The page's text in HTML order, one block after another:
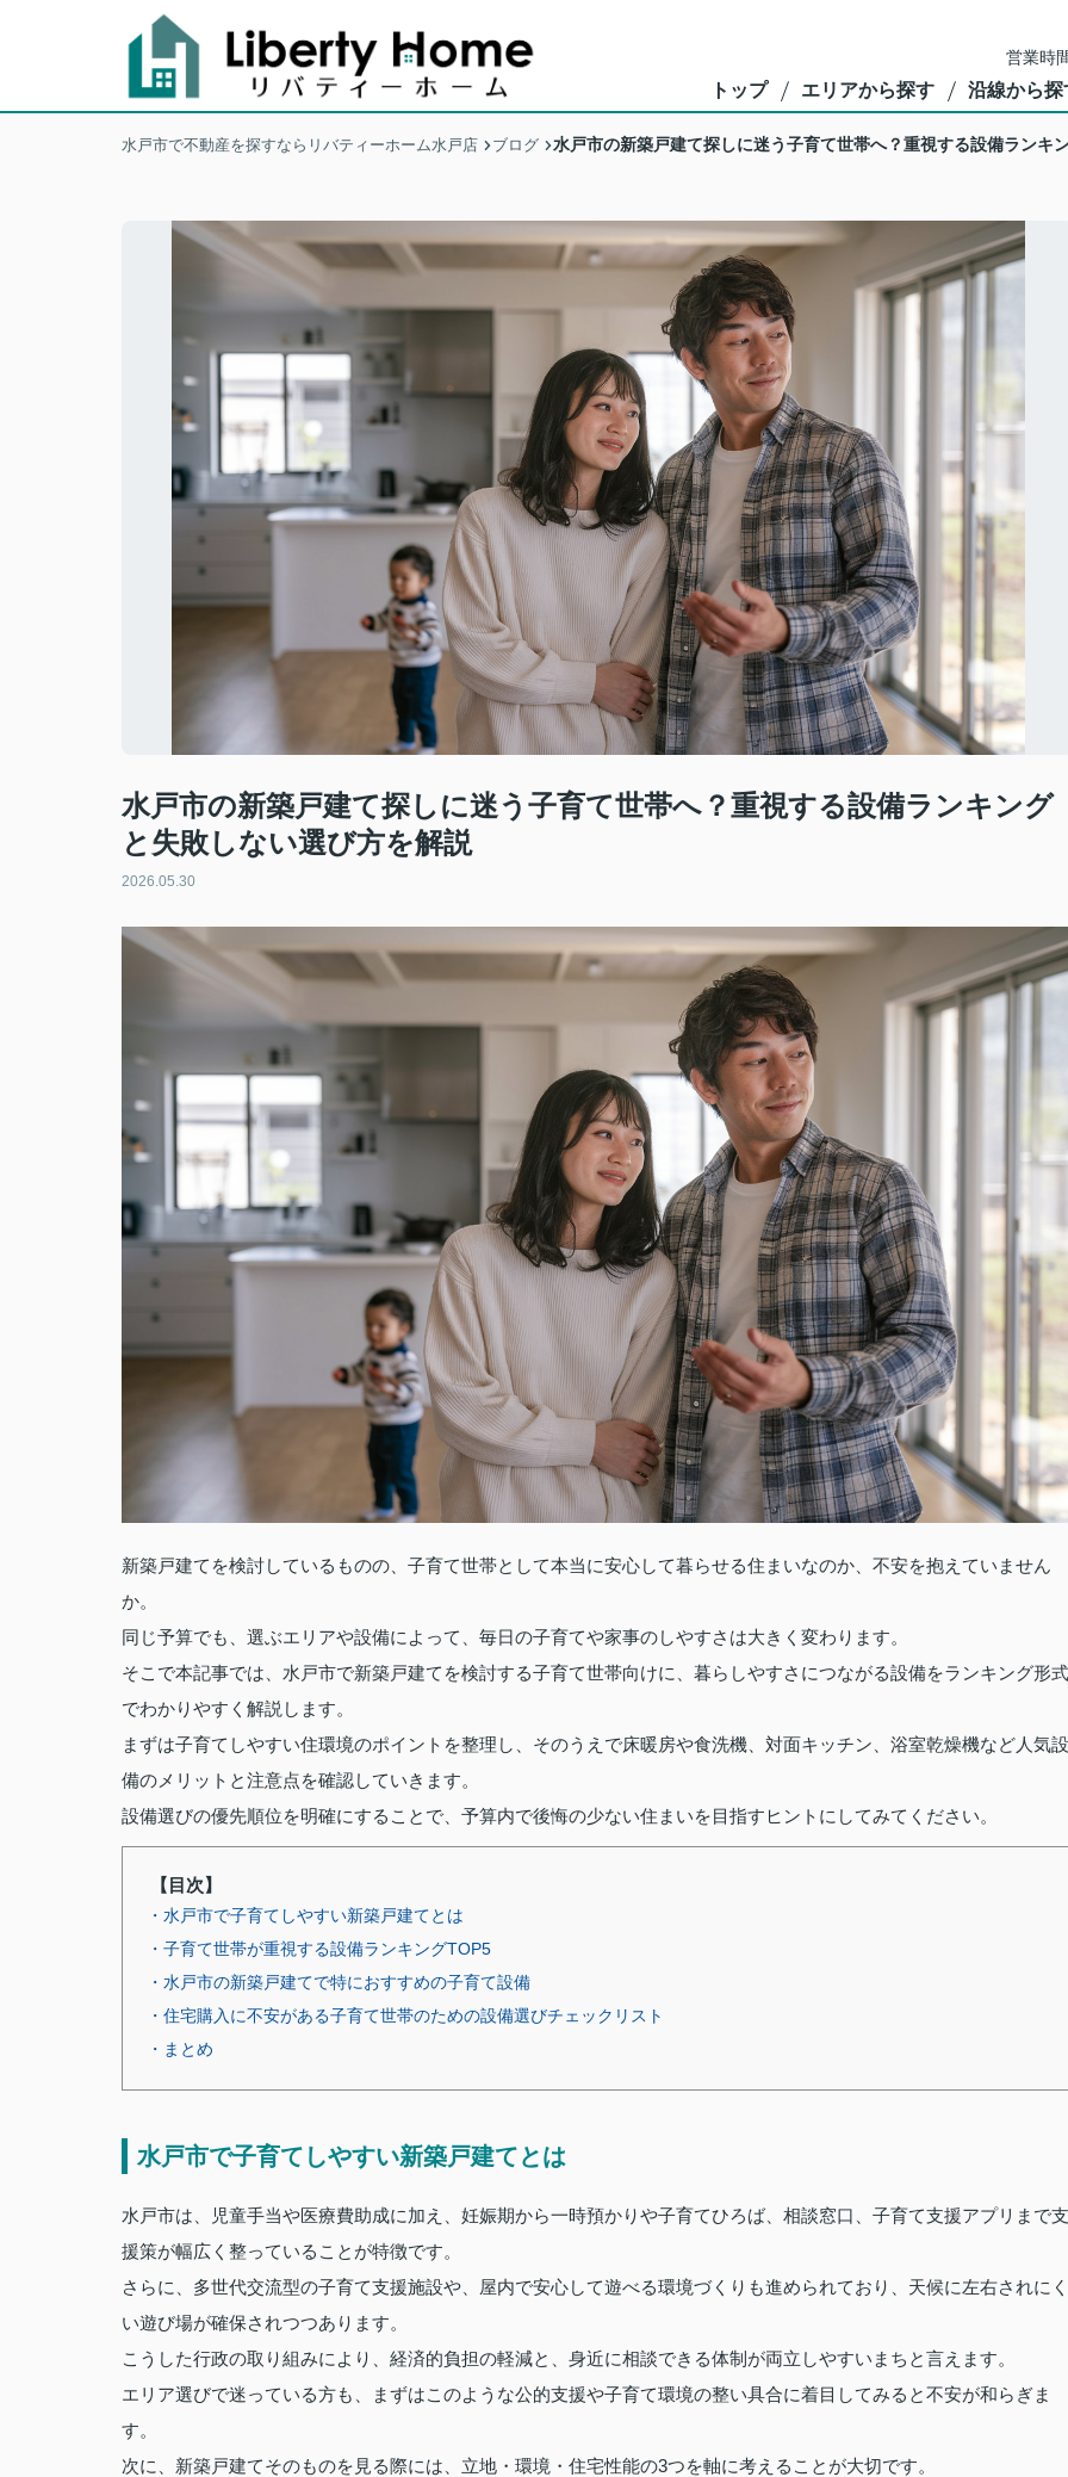
営業時
トップ エリアから探す 沿線から探
水戸市で不動産を探すならリバティーホーム水戸店 ブログ 水戸市の新築戸建て探しに迷う子育て世帯へ？重視する設備ランキ
水戸市の新築戸建て探しに迷う子育て世帯へ？重視する設備ランキング
と失敗しない選び方を解説
2026.05.30
新築戸建てを検討しているものの、子育て世帯として本当に安心して暮らせる住まいなのか、不安を抱えていません
か。
同じ予算でも、選ぶエリアや設備によって、毎日の子育てや家事のしやすさは大きく変わります。
そこで本記事では、水戸市で新築戸建てを検討する子育て世帯向けに、暮らしやすさにつながる設備をランキング形式
でわかりやすく解説します。
まずは子育てしやすい住環境のポイントを整理し、そのうえで床暖房や食洗機、対面キッチン、浴室乾燥機など人気設
備のメリットと注意点を確認していきます。
設備選びの優先順位を明確にすることで、予算内で後悔の少ない住まいを目指すヒントにしてみてください。
【目次】
・水戸市で子育てしやすい新築戸建てとは
・子育て世帯が重視する設備ランキングTOP5
・水戸市の新築戸建てで特におすすめの子育て設備
・住宅購入に不安がある子育て世帯のための設備選びチェックリスト
・まとめ
水戸市で子育てしやすい新築戸建てとは
水戸市は、児童手当や医療費助成に加え、妊娠期から一時預かりや子育てひろば、相談窓口、子育て支援アプリまで支
援策が幅広く整っていることが特徴です。
さらに、多世代交流型の子育て支援施設や、屋内で安心して遊べる環境づくりも進められており、天候に左右されにく
い遊び場が確保されつつあります。
こうした行政の取り組みにより、経済的負担の軽減と、身近に相談できる体制が両立しやすいまちと言えます。
エリア選びで迷っている方も、まずはこのような公的支援や子育て環境の整い具合に着目してみると不安が和らぎま
す。
次に、新築戸建てそのものを見る際には、立地・環境・住宅性能の3つを軸に考えることが大切です。